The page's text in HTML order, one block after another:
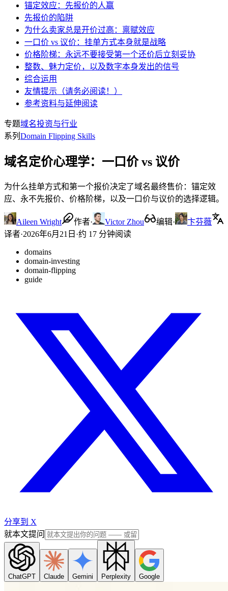
锚定效应：先报价的人赢
先报价的陷阱
为什么卖家总是开价过高：禀赋效应
一口价 vs 议价：挂单方式本身就是战略
价格阶梯：永远不要接受第一个还价后立刻妥协
整数、魅力定价，以及数字本身发出的信号
综合运用
友情提示（请务必阅读！）
参考资料与延伸阅读
专题域名投资与行业
系列 Domain Flipping Skills
域名定价心理学：一口价 vs 议价
为什么挂单方式和第一个报价决定了域名最终售价：锚定效
应、永不先报价、价格阶梯，以及一口价与议价的选择逻辑。
Aileen Wright 作者· Victor Zhou 编辑·
卞芬薇
译者·2026年6月21日 ·约 17 分钟阅读
domains
domain-investing
domain-flipping
guide
分享到 X
就本文提问
ChatGPT Claude Gemini Perplexity Google